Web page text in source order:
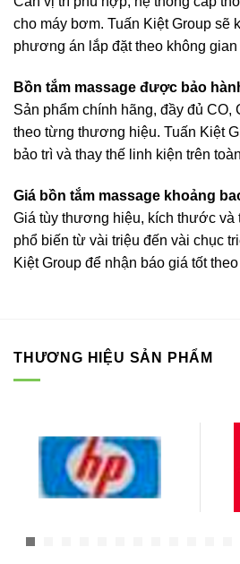
cho máy bơm. Tuấn Kiệt Group sẽ
phương án lắp đặt theo không
Bồn tắm massage được bảo
Sản phẩm chính hãng, đầy đủ CO,
theo từng thương hiệu. Tuấn Kiệt
bảo trì và thay thế linh kiện trên
Giá bồn tắm massage khoảng
Giá tùy thương hiệu, kích thước và
phổ biến từ vài triệu đến vài chục
Kiệt Group để nhận báo giá tốt
THƯƠNG HIỆU SẢN PHẨM